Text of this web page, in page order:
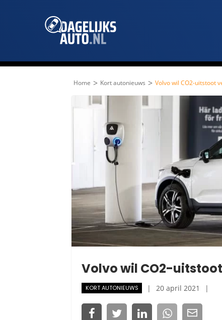
Home > Kort autonieuws > Volvo wil CO2-uitstoot
Volvo wil CO2-
KORT AUTONIEUWS 20 april 2021